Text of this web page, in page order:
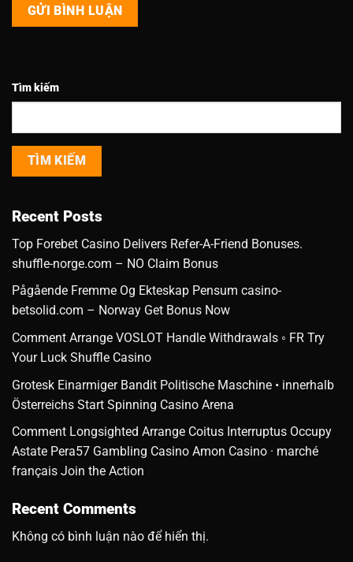
Tìm kiếm
TÌM KIẾM
Recent Posts
Top Forebet Casino Delivers Refer-A-Friend Bonuses.
shuffle-norge.com – NO Claim Bonus
Pågående Fremme Og Ekteskap Pensum casino-
betsolid.com – Norway Get Bonus Now
Comment Arrange VOSLOT Handle Withdrawals ◦ FR Try
Your Luck Shuffle Casino
Grotesk Einarmiger Bandit Politische Maschine • innerhalb
Österreichs Start Spinning Casino Arena
Comment Longsighted Arrange Coitus Interruptus Occupy
Astate Pera57 Gambling Casino Amon Casino · marché
français Join the Action
Recent Comments
Không có bình luận nào để hiển thị.